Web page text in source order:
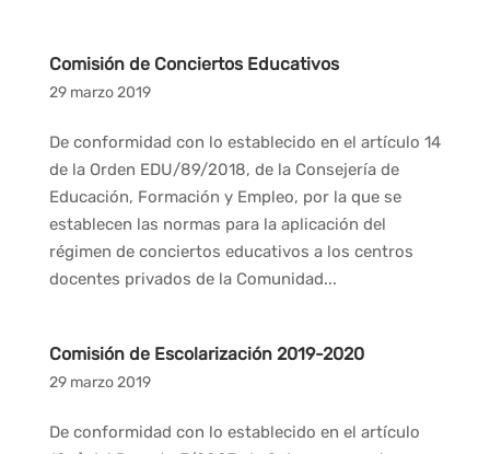
Comisión de Conciertos Educativos
29 marzo 2019
De conformidad con lo establecido en el artículo 14
de la Orden EDU/89/2018, de la Consejería de
Educación, Formación y Empleo, por la que se
establecen las normas para la aplicación del
régimen de conciertos educativos a los centros
docentes privados de la Comunidad...
Comisión de Escolarización 2019-2020
29 marzo 2019
De conformidad con lo establecido en el artículo